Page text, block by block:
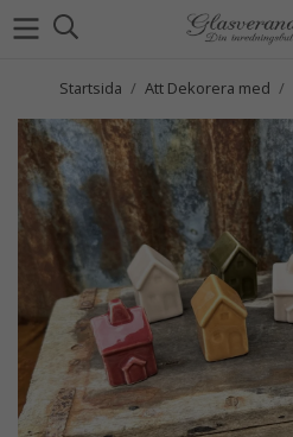
Startsida / Att Dekorera med /